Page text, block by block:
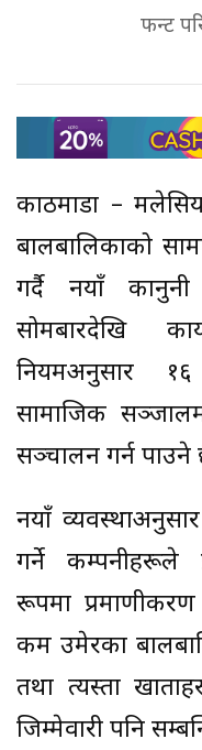
फन्ट
काठमाडौं –
बालबालिकाको
गर्दै नयाँ
सोमबारदेखि
नियमअनुसार १६
सामाजिक
सञ्चालन गर्न पाउने
नयाँ
गर्ने कम्पनीहरूले
रूपमा प्रमाणीकरण
कम उमेरका
तथा त्यस्ता
जिम्मेवारी पनि